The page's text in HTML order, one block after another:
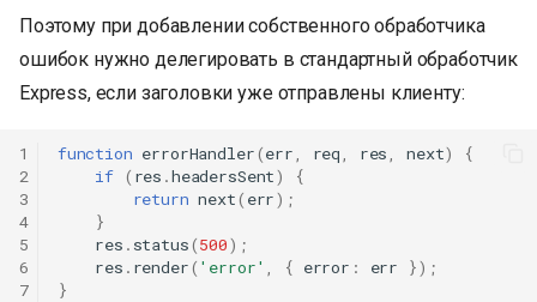
Поэтому при добавлении собственного обработчика
ошибок нужно делегировать в стандартный обработчик
Express, если заголовки уже отправлены клиенту:
1
2
3
4
5
6
7
function errorHandler(err req res next)
{
if ( res .headersSent)
{
return next( err);
}
res . status(500);
res . render( 'error' { error : err
});
}